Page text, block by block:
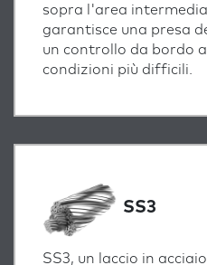
sopra l'area intermedia
garantisce una presa
un controllo da bordo
condizioni più difficili.
SS3
SS3, un laccio in